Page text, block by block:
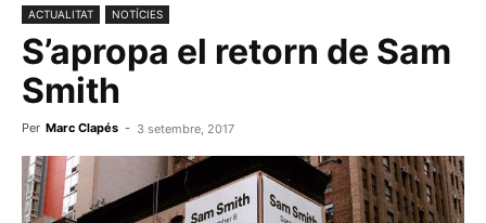
ACTUALITAT NOTÍCIES
S’apropa el retorn de Sam
Smith
Per Marc Clapés - 3 setembre, 2017